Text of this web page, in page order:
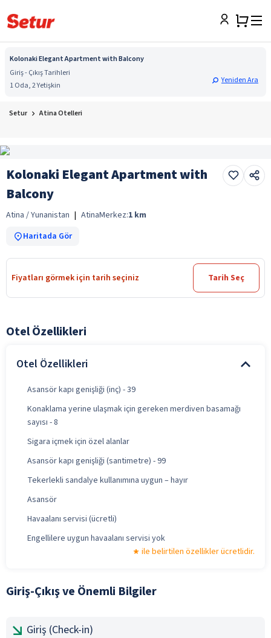
Kolonaki Elegant Apartment with Balcony
Giriş - Çıkış Tarihleri
1 Oda, 2 Yetişkin
Yeniden Ara
Setur Atina Otelleri
Kolonaki Elegant Apartment with
Balcony
Atina / Yunanistan | AtinaMerkez:1 km
Haritada Gör
Fiyatları görmek için tarih seçiniz Tarih Seç
Otel Özellikleri
Otel Özellikleri
Asansör kapı genişliği (inç) - 39
Konaklama yerine ulaşmak için gereken merdiven basamağı
sayısı - 8
Sigara içmek için özel alanlar
Asansör kapı genişliği (santimetre) - 99
Tekerlekli sandalye kullanımına uygun – hayır
Asansör
Havaalanı servisi (ücretli)
Engellilere uygun havaalanı servisi yok
ile belirtilen özellikler ücretlidir.
Giriş-Çıkış ve Önemli Bilgiler
Giriş (Check-in)